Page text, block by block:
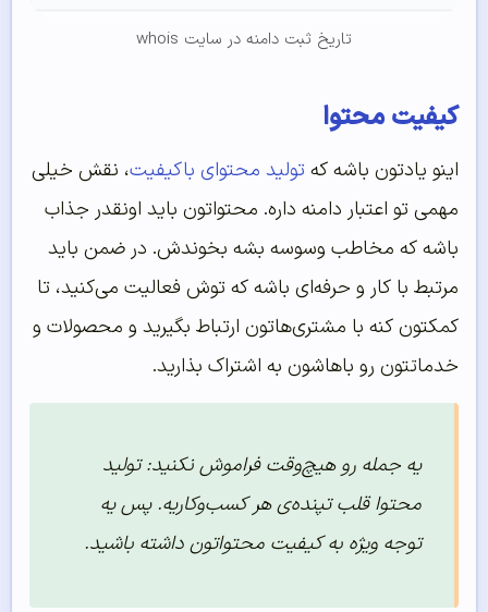
تاریخ ثبت دامنه در سایت whois
کیفیت محتوا
اینو یادتون باشه که تولید محتوای باکیفیت، نقش خیلی
مهمی تو اعتبار دامنه داره. محتواتون باید اونقدر جذاب
باشه که مخاطب وسوسه بشه بخوندش. در ضمن باید
مرتبط با کار و حرفه‌ای باشه که توش فعالیت می‌کنید، تا
کمکتون کنه با مشتری‌هاتون ارتباط بگیرید و محصولات و
خدماتتون رو باهاشون به اشتراک بذارید.
یه جمله رو هیچ‌وقت فراموش نکنید: تولید
محتوا قلب تپنده‌ی هر کسب‌وکاریه. پس یه
توجه ویژه به کیفیت محتواتون داشته باشید.